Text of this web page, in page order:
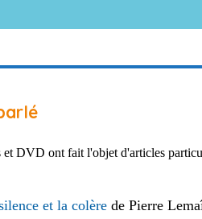
et DVD ont fait l'objet d'articles
et la colère de Pierre